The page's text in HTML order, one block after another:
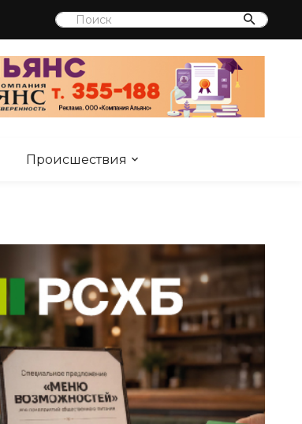
Происшествия